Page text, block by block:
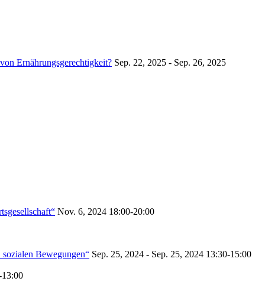
Ernährungsgerechtigkeit? Sep. 22, 2025 - Sep. 26, 2025
Nov. 6, 2024 18:00-20:00
Bewegungen“ Sep. 25, 2024 - Sep. 25, 2024 13:30-15:00
13:00